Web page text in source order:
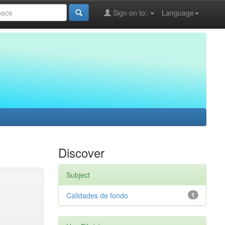
Language
Sign on to:
Discover
Subject
1
Calidades de fondo